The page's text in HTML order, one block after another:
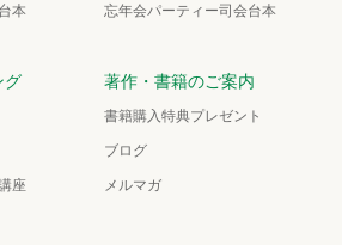
本 忘年会パーティー司会台本
グ
座
著作・書籍のご案内
書籍購入特典プレゼント
ブログ
メルマガ